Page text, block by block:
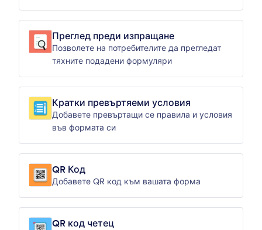
Преглед преди изпращане
Позволете на потребителите да прегледат
тяхните подадени формуляри
Кратки превъртяеми условия
Добавете превъртащи се правила и условия
във формата си
QR Код
Добавете QR код към вашата форма
QR код четец